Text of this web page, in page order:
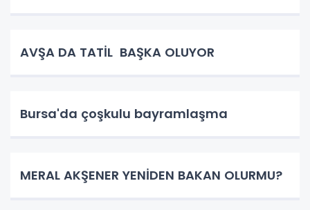
AVŞA DA TATİL BAŞKA OLUYOR
Bursa'da çoşkulu bayramlaşma
MERAL AKŞENER YENİDEN BAKAN OLURMU?